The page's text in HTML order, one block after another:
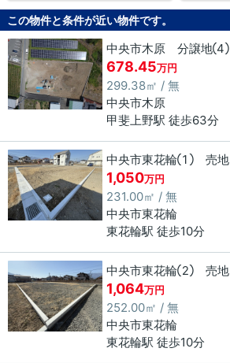
この物件と条件が近い物件です。
中央市木原 分譲地④
678.45万円
299.38㎡ / 無
中央市木原
甲斐上野駅 徒歩63分
中央市東花輪① 売地
1,050万円
231.00㎡ / 無
中央市東花輪
東花輪駅 徒歩10分
中央市東花輪② 売地
1,064万円
252.00㎡ / 無
中央市東花輪
東花輪駅 徒歩10分